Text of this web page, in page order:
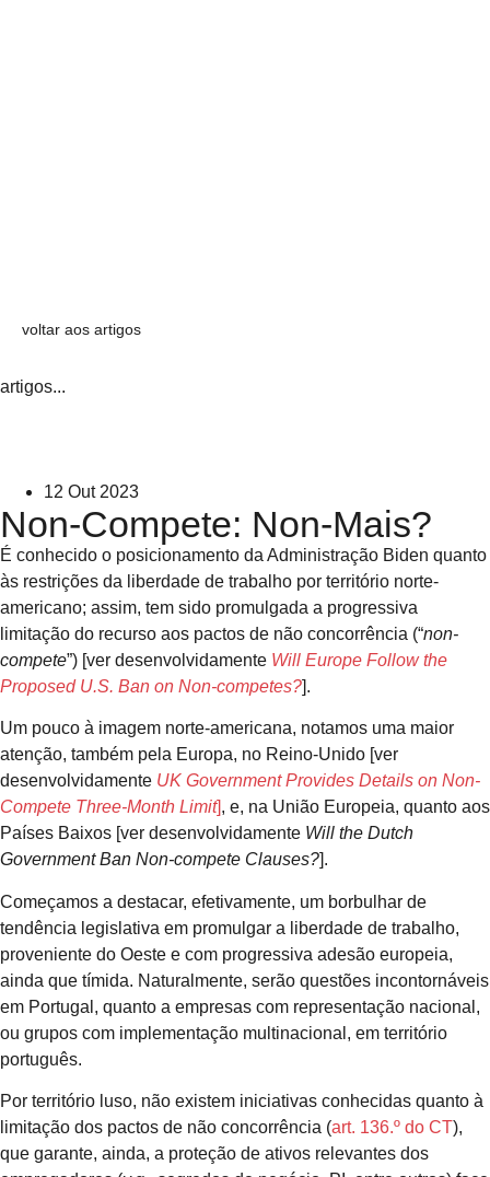
voltar aos artigos
artigos...
12 Out 2023
Non-Compete: Non-Mais?
É conhecido o posicionamento da Administração Biden quanto
às restrições da liberdade de trabalho por território norte-
americano; assim, tem sido promulgada a progressiva
limitação do recurso aos pactos de não concorrência (“non-
compete”) [ver desenvolvidamente Will Europe Follow the
Proposed U.S. Ban on Non-competes?].
Um pouco à imagem norte-americana, notamos uma maior
atenção, também pela Europa, no Reino-Unido [ver
desenvolvidamente UK Government Provides Details on Non-
Compete Three-Month Limit], e, na União Europeia, quanto aos
Países Baixos [ver desenvolvidamente Will the Dutch
Government Ban Non-compete Clauses?].
Começamos a destacar, efetivamente, um borbulhar de
tendência legislativa em promulgar a liberdade de trabalho,
proveniente do Oeste e com progressiva adesão europeia,
ainda que tímida. Naturalmente, serão questões incontornáveis
em Portugal, quanto a empresas com representação nacional,
ou grupos com implementação multinacional, em território
português.
Por território luso, não existem iniciativas conhecidas quanto à
limitação dos pactos de não concorrência (art. 136.º do CT),
que garante, ainda, a proteção de ativos relevantes dos